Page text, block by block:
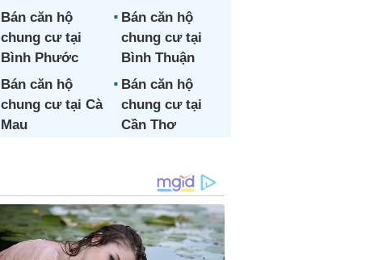
Bán căn hộ
chung cư tại
Bình Phước
Bán căn hộ
chung cư tại
Bình Thuận
Bán căn hộ
chung cư tại Cà
Mau
Bán căn hộ
chung cư tại
Cần Thơ